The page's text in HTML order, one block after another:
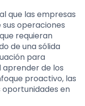
que las empresas
sus operaciones
requieran
de una sólida
para
aprender de los
proactivo, las
oportunidades en